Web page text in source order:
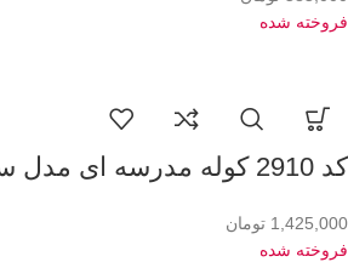
فروخته شده
کد 2910 کوله مدرسه ای مدل سوپردرای
1,425,000 تومان
فروخته شده